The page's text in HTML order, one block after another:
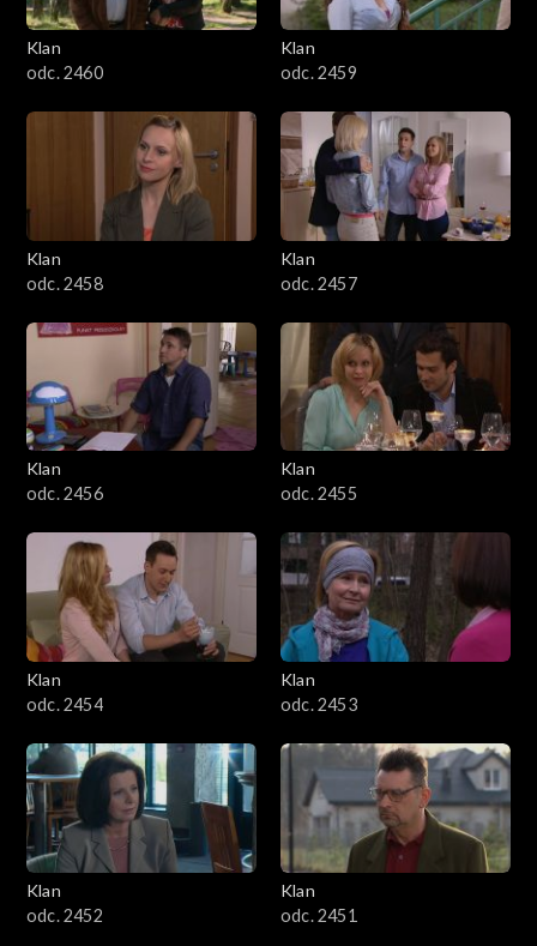
Klan
odc. 2460
Klan
odc. 2459
Klan
odc. 2458
Klan
odc. 2457
Klan
odc. 2456
Klan
odc. 2455
Klan
odc. 2454
Klan
odc. 2453
Klan
odc. 2452
Klan
odc. 2451